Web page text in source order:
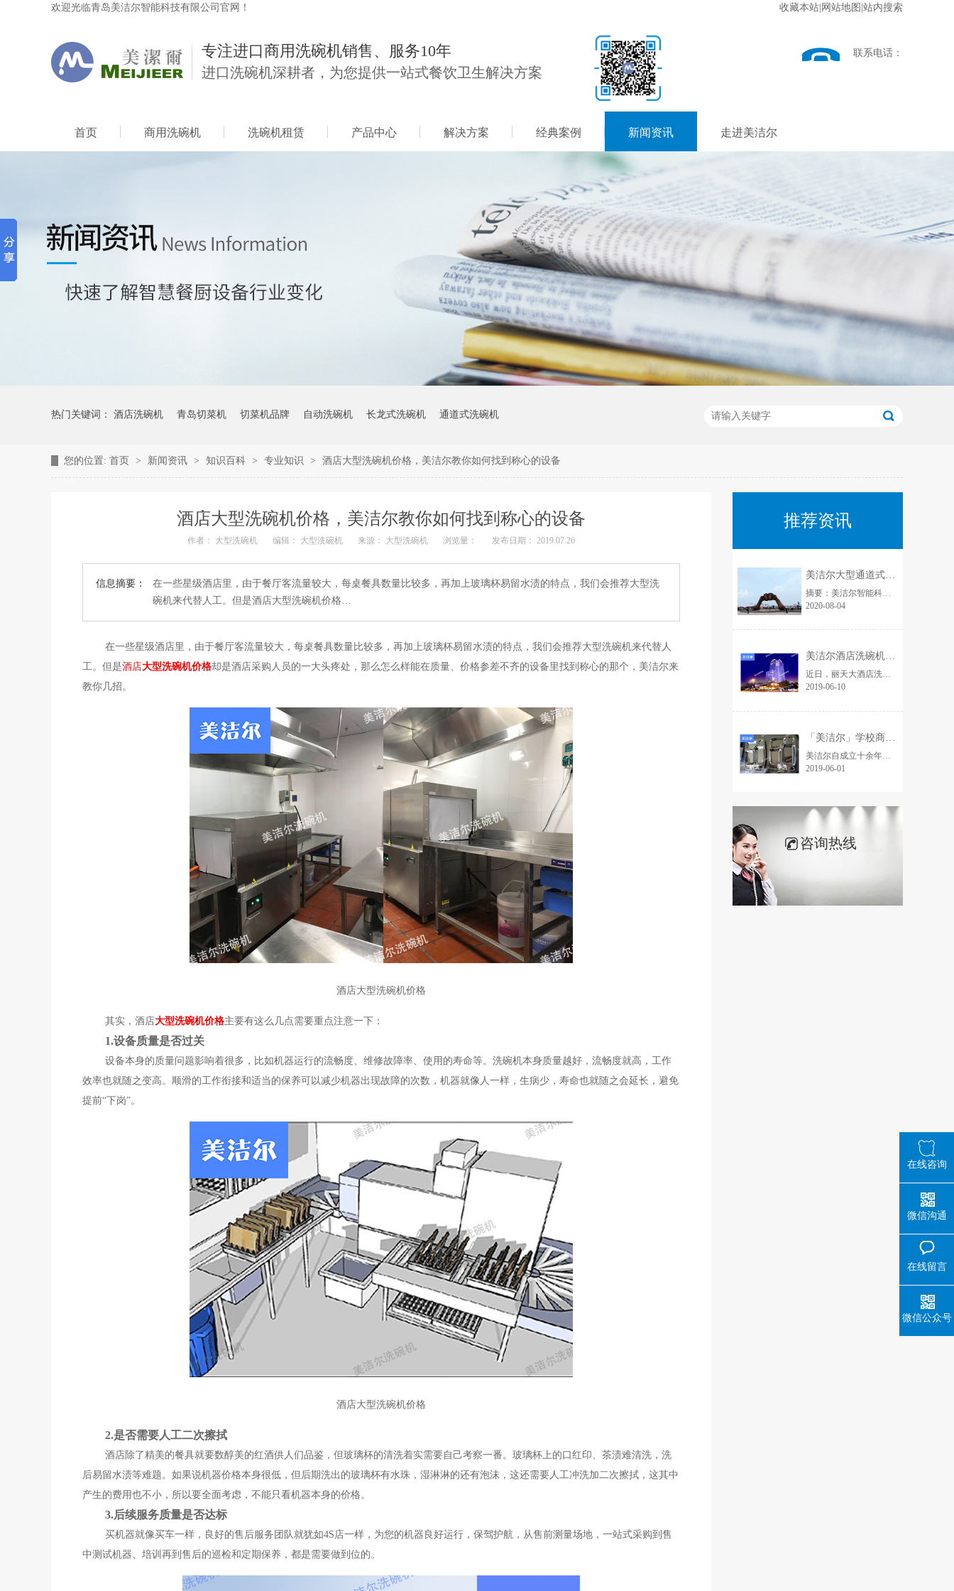
欢迎光临青岛美洁尔智能科技有限公司官网！ 收藏本站 网站地图 站内搜索
联系电话：
专注进口商用洗碗机销售、服务10年
进口洗碗机深耕者，为您提供一站式餐饮卫生解决方案
首页 商用洗碗机 洗碗机租赁 产品中心 解决方案 经典案例 新闻资讯 走进美洁尔
热门关键词： 酒店洗碗机 青岛切菜机 切菜机品牌 自动洗碗机 长龙式洗碗机 通道式洗碗机
您的位置: 首页 > 新闻资讯 > 知识百科 > 专业知识 > 酒店大型洗碗机价格，美洁尔教你如何找到称心的设备
酒店大型洗碗机价格，美洁尔教你如何找到称心的设备
作者： 大型洗碗机 编辑： 大型洗碗机 来源： 大型洗碗机 浏览量： 发布日期： 2019.07.26
信息摘要：
在一些星级酒店里，由于餐厅客流量较大，每桌餐具数量比较多，再加上玻璃杯易留水渍的特点，我们会推荐大型洗
碗机来代替人工。但是酒店大型洗碗机价格…
在一些星级酒店里，由于餐厅客流量较大，每桌餐具数量比较多，再加上玻璃杯易留水渍的特点，我们会推荐大型洗碗机来代替人
工。但是酒店大型洗碗机价格却是酒店采购人员的一大头疼处，那么怎么样能在质量、价格参差不齐的设备里找到称心的那个，美洁尔来
教你几招。
酒店大型洗碗机价格
其实，酒店大型洗碗机价格主要有这么几点需要重点注意一下：
1.设备质量是否过关
设备本身的质量问题影响着很多，比如机器运行的流畅度、维修故障率、使用的寿命等。洗碗机本身质量越好，流畅度就高，工作
效率也就随之变高。顺滑的工作衔接和适当的保养可以减少机器出现故障的次数，机器就像人一样，生病少，寿命也就随之会延长，避免
提前“下岗”。
酒店大型洗碗机价格
2.是否需要人工二次擦拭
酒店除了精美的餐具就要数醇美的红酒供人们品鉴，但玻璃杯的清洗着实需要自己考察一番。玻璃杯上的口红印、茶渍难清洗，洗
后易留水渍等难题。如果说机器价格本身很低，但后期洗出的玻璃杯有水珠，湿淋淋的还有泡沫，这还需要人工冲洗加二次擦拭，这其中
产生的费用也不小，所以要全面考虑，不能只看机器本身的价格。
3.后续服务质量是否达标
买机器就像买车一样，良好的售后服务团队就犹如4S店一样，为您的机器良好运行，保驾护航，从售前测量场地，一站式采购到售
中测试机器、培训再到售后的巡检和定期保养，都是需要做到位的。
推荐资讯
美洁尔大型通道式洗碗机助力第30届青岛国际啤酒节
摘要：美洁尔智能科技有限公司助力青岛第30届啤酒节，为啤酒节提供租赁了通道式酒店洗碗机.......
2020-08-04
美洁尔酒店洗碗机|丽天大酒店培训，一起感受科技力量
近日，丽天大酒店洗碗机已安装完毕并调试完成，工程人员在端午节前为了不耽搁酒店的正常使用，进行了对酒店后厨人员的整体培训与指导。
2019-06-10
「美洁尔」学校商用洗碗机助力高考，愿学子金榜题名
美洁尔自成立十余年以来，已为山东地区多家大中小学提供学校商用洗碗机，并为其解决餐具卫生问题，保障祖国的花朵们能够健康饮食，茁壮成长。
2019-06-01
咨询热线
在线咨询
微信沟通
在线留言
微信公众号